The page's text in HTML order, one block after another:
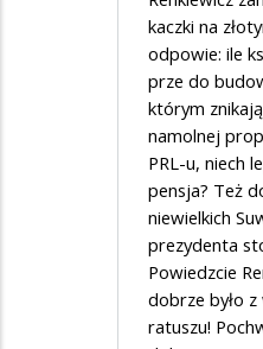
kaczki na
odpowie: ile
prze do
którym
namolnej
PRL-u, niech
pensja? Też
niewielkich
prezydenta
Powiedzcie
dobrze było
ratuszu!